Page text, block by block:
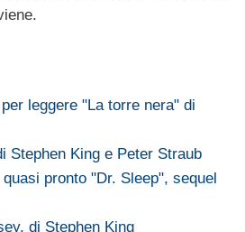
leggere "La torre nera" di
Stephen King e Peter Straub
pronto "Dr. Sleep", sequel
di Stephen King